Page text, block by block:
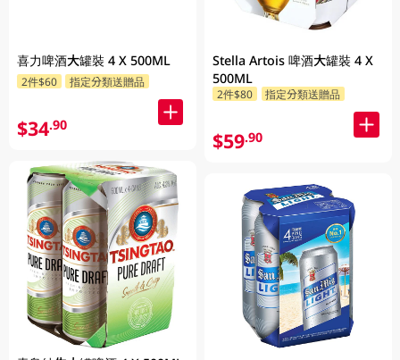
喜力啤酒大罐裝 4 X 500ML
2件$60 指定分類送贈品
$34.90
Stella Artois 啤酒大罐裝 4 X
500ML
2件$80 指定分類送贈品
$59.90